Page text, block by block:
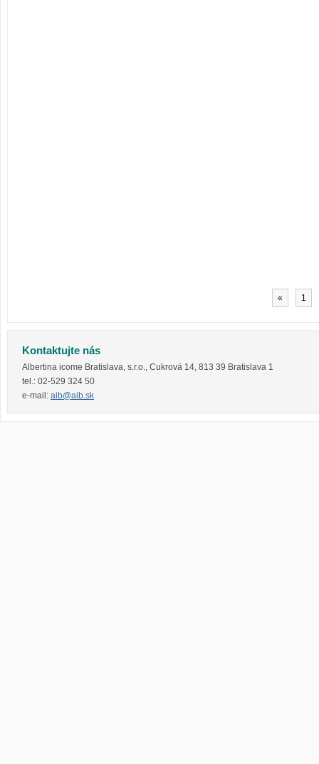
« 1
Kontaktujte nás
Albertina icome Bratislava, s.r.o. Cukrová 14 813 39 Bratislava 1
tel.: 02-529 324 50
e-mail: aib@aib.sk